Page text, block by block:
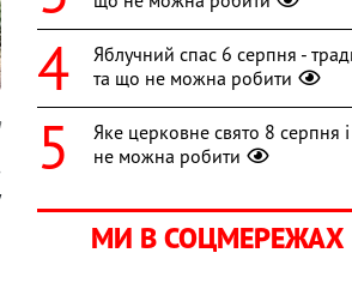
Яблучний спас 6 серпня -
та що не можна робити
Яке церковне свято 8 серпня
не можна робити
МИ В СОЦМЕРЕЖАХ